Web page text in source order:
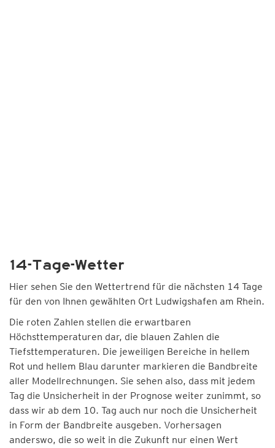
14-Tage-Wetter
Hier sehen Sie den Wettertrend für die nächsten 14 Tage
für den von Ihnen gewählten Ort Ludwigshafen am Rhein.
Die roten Zahlen stellen die erwartbaren
Höchsttemperaturen dar, die blauen Zahlen die
Tiefsttemperaturen. Die jeweiligen Bereiche in hellem
Rot und hellem Blau darunter markieren die Bandbreite
aller Modellrechnungen. Sie sehen also, dass mit jedem
Tag die Unsicherheit in der Prognose weiter zunimmt, so
dass wir ab dem 10. Tag auch nur noch die Unsicherheit
in Form der Bandbreite ausgeben. Vorhersagen
anderswo, die so weit in die Zukunft nur einen Wert